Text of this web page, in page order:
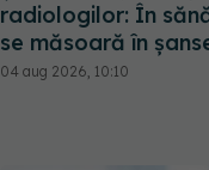
radiologilor: În
se măsoară în
04 aug 2026, 10:10